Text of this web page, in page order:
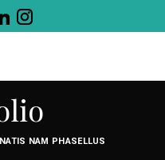
.
NAM PHASELLUS